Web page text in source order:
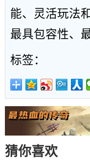
能、灵活玩法
最具包容性、
标签：
猜你喜欢